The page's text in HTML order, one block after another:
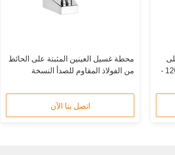
الحائط 304 الفولاذ المقاوم للصدأ 120 -
محطة غسيل العينين المثبتة على الحائط
من الفولاذ المقاوم للصدأ النسخة
اتصل بنا الآن